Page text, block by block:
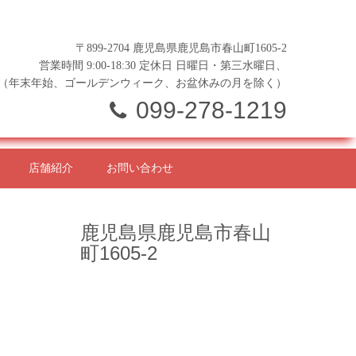
〒899-2704 鹿児島県鹿児島市春山町1605-2
営業時間 9:00-18:30 定休日 日曜日・第三水曜日、
年末年始、ゴールデンウィーク、お盆休みの月を除く）
099-278-1219
店舗紹介 お問い合わせ
鹿児島県鹿児島市春山
町1605-2